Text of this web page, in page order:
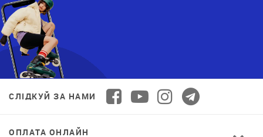
СЛІДКУЙ ЗА НАМИ
ОПЛАТА ОНЛАЙН